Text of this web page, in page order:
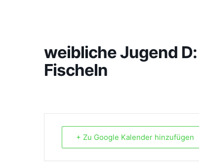
weibliche Jugend
Fischeln
+ Zu Google Kalender hinzufügen